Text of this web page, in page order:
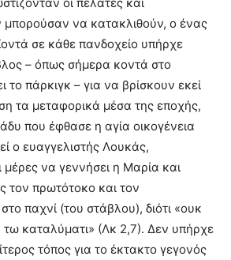
μπορούσαν να κατακλιθούν, ο ένας
σε κάθε πανδοχείο υπήρχε
– όπως σήμερα κοντά στο
το πάρκιγκ – για να βρίσκουν εκεί
τα μεταφορικά μέσα της εποχής,
που έφθασε η αγία οικογένεια
ο ευαγγελιστής Λουκάς,
να γεννήσει η Μαρία και
τον πρωτότοκο και τον
παχνί (του στάβλου), διότι «ουκ
τω καταλύματι» (Λκ 2,7). Δεν υπήρχε
τόπος για το έκτακτο γεγονός